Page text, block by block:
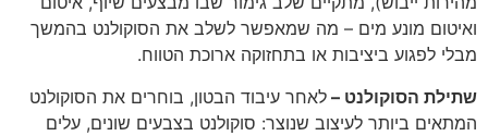
ואיטום מונע מים – מה שמאפשר לשלב את הסוקולנט בהמשך
מבלי לפגוע ביציבות או בתחזוקה ארוכת הטווח.
שתילת הסוקולנט – לאחר עיבוד הבטון, בוחרים את הסוקולנט
המתאים ביותר לעיצוב שנוצר: סוקולנט בצבעים שונים, עלים